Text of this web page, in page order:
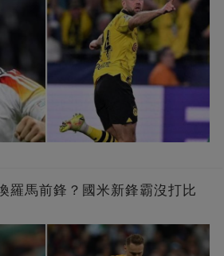
羅馬前鋒？國米新鋒霸沒打比